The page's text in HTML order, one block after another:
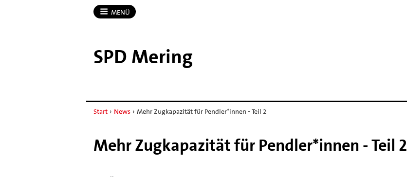
MENÜ
SPD Mering
Start › News › Mehr Zugkapazität für Pendler*innen - Teil 2
Mehr Zugkapazität für Pendler*innen - Teil 2